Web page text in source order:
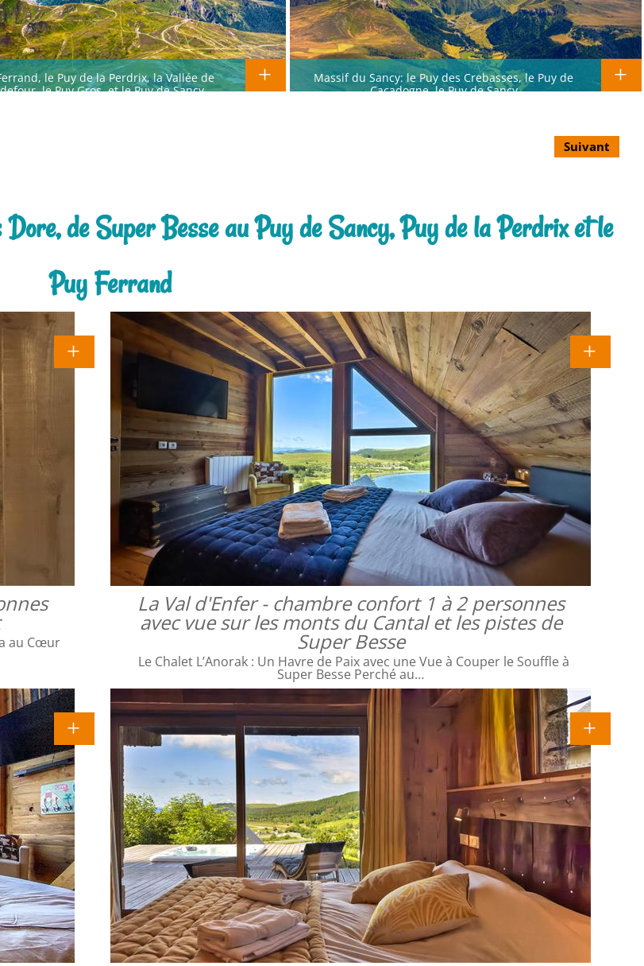
le Puy de la Perdrix, la Vallée de
le Puy Gros. et le Puy de Sancy
Massif du Sancy: le Puy des Crebasses, le Puy de
Cacadogne, le Puy de Sancy
Suivant
de Super Besse au Puy de Sancy, Puy de la Perdrix et le
Puy Ferrand
au Cœur
La Val d'Enfer - chambre confort 1 à 2 personnes
avec vue sur les monts du Cantal et les pistes de
Super Besse
Le Chalet L’Anorak : Un Havre de Paix avec une Vue à Couper le Souffle à
Super Besse Perché au…